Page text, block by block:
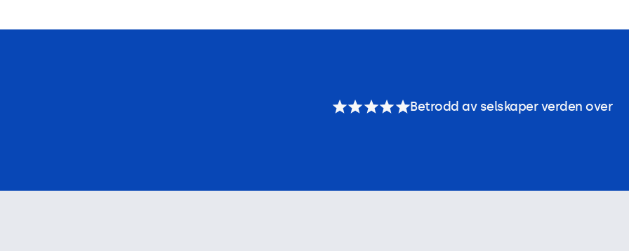
Betrodd av selskaper verden over